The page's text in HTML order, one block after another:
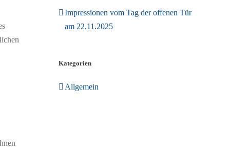
Impressionen vom Tag der offenen Tür
am 22.11.2025
Kategorien
Allgemein